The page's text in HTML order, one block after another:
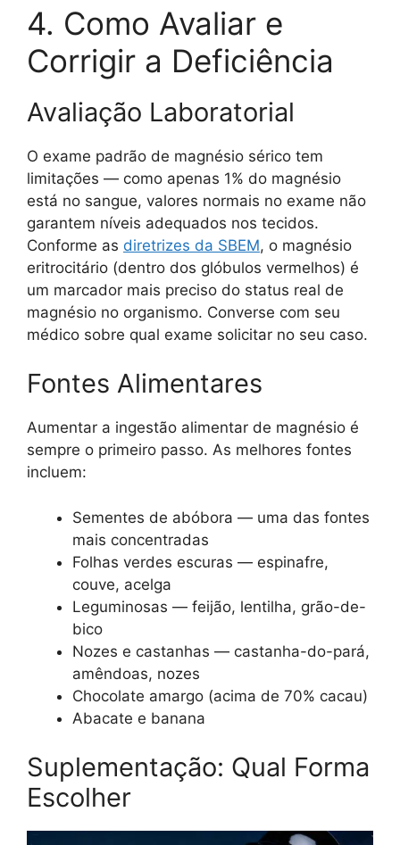
4. Como Avaliar e
Corrigir a Deficiência
Avaliação Laboratorial
O exame padrão de magnésio sérico tem
limitações — como apenas 1% do magnésio
está no sangue, valores normais no exame não
garantem níveis adequados nos tecidos.
Conforme as diretrizes da SBEM, o magnésio
eritrocitário (dentro dos glóbulos vermelhos) é
um marcador mais preciso do status real de
magnésio no organismo. Converse com seu
médico sobre qual exame solicitar no seu caso.
Fontes Alimentares
Aumentar a ingestão alimentar de magnésio é
sempre o primeiro passo. As melhores fontes
incluem:
Sementes de abóbora — uma das fontes
mais concentradas
Folhas verdes escuras — espinafre,
couve, acelga
Leguminosas — feijão, lentilha, grão-de-
bico
Nozes e castanhas — castanha-do-pará,
amêndoas, nozes
Chocolate amargo (acima de 70% cacau)
Abacate e banana
Suplementação: Qual Forma
Escolher